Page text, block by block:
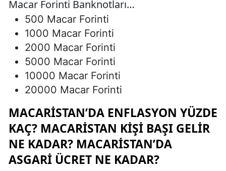
Macar Forinti Banknotları…
500 Macar Forinti
1000 Macar Forinti
2000 Macar Forinti
5000 Macar Forinti
10000 Macar Forinti
20000 Macar Forinti
MACARISTAN’DA ENFLASYON YÜZDE
KAÇ? MACARISTAN KIŞI BAŞI GELIR
NE KADAR? MACARISTAN’DA
ASGARI ÜCRET NE KADAR?